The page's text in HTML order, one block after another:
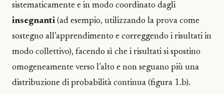
sistematicamente e in modo coordinato dagli
insegnanti (ad esempio, utilizzando la prova come
sostegno all’apprendimento e correggendo i risultati in
modo collettivo), facendo sì che i risultati si spostino
omogeneamente verso l’alto e non seguano più una
distribuzione di probabilità continua (figura 1.b).